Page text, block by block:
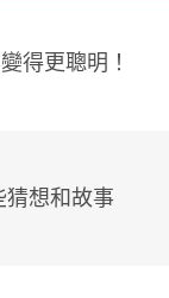
得更聰明！
猜想和故事